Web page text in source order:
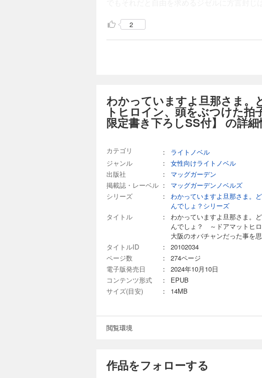
2
わかっていますよ旦那さま
トヒロイン、頭をぶつけた拍
限定書き下ろしSS付】 の詳細
カテゴリ ：
ライトノベル
ジャンル
：
女性向けライトノベル
出版社
：
マッグガーデン
掲載誌・レーベル ：
マッグガーデンノベルズ
シリーズ
：
わかっていますよ旦那さま。
んでしょ？シリーズ
タイトル
：
わかっていますよ旦那さま。
んでしょ？ ～ドアマットヒ
大阪のオバチャンだった事を
タイトルID
：
20102034
ページ数
：
274ページ
電子版発売日
：
2024年10月10日
コンテンツ形式
：
EPUB
サイズ(目安)
： 14MB
閲覧環境
作品をフォローする